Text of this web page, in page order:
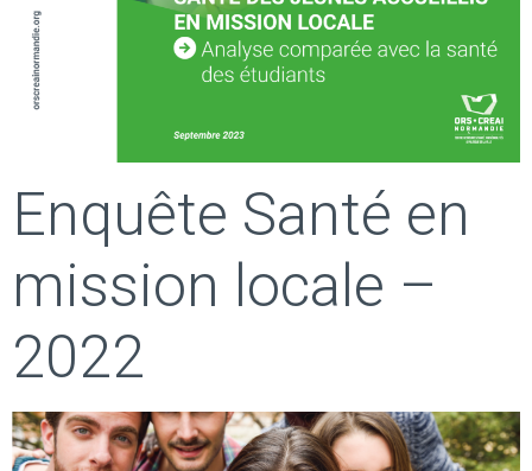
Enquête Santé en
mission locale –
2022